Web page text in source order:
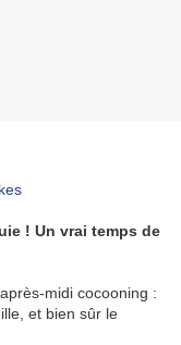
! Un vrai temps de
midi cocooning :
et bien sûr le